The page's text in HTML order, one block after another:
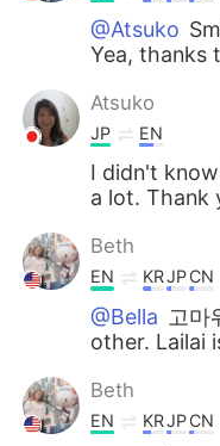
@Atsuko
Yea, thanks
Atsuko
JP EN
I didn't
a lot. Thank
Beth
EN KRJPCN
@Bella 고마
other. Lailai
Beth
EN KRJPCN